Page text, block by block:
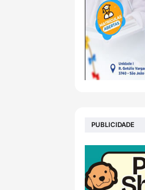
PUBLICIDADE